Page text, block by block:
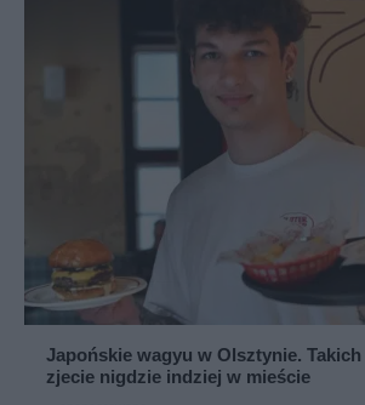
Japońskie wagyu w Olsztynie.
zjecie nigdzie indziej w mieście